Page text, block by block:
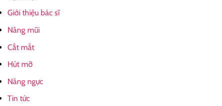
Giới thiệu bác sĩ
Nâng mũi
Cắt mắt
Hút mỡ
Nâng ngực
Tin tức